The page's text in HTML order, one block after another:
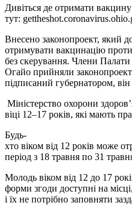
Дивіться де отримати вакцину
тут:
Внесено законопроект, який
отримувати вакцинацію
без скерування. Члени
Огайо прийняли
підписаний губернатором,
Міністерство охорони
​​віці 12–17 років, які мають
Будь-
хто віком від 12 років може
період з 18 травня по 31
Молодь віком від 12 до 17
форми згоди доступні на місці,
і їх не потрібно заповняти заз